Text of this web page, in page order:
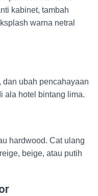
kabinet, tambah
warna netral
dan ubah pencahayaan
ala hotel bintang lima.
hardwood. Cat ulang
beige, atau putih